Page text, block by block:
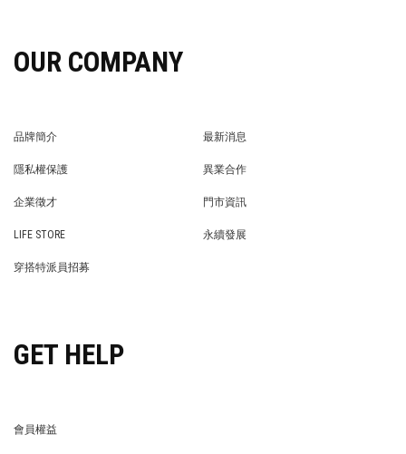
OUR COMPANY
品牌簡介
最新消息
隱私權保護
異業合作
企業徵才
門市資訊
LIFE STORE
永續發展
穿搭特派員招募
GET HELP
會員權益